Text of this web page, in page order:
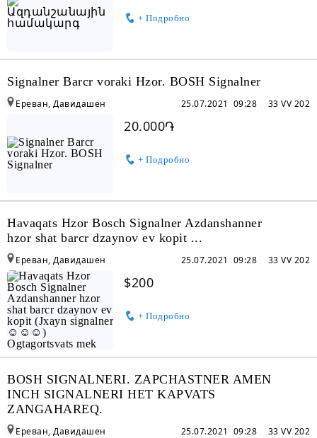
+ Подробно
Signalner Barcr voraki Hzor. BOSH Signalner
20.000֏
+ Подробно
33 VV 202
25.07.2021 09:28
Ереван, Давидашен
Havaqats Hzor Bosch Signalner Azdanshanner
hzor shat barcr dzaynov ev kopit ...
$200
+ Подробно
33 VV 202
25.07.2021 09:28
Ереван, Давидашен
BOSH SIGNALNERI. ZAPCHASTNER AMEN
INCH SIGNALNERI HET KAPVATS
ZANGAHAREQ.
33 VV 202
25.07.2021 09:28
Ереван, Давидашен